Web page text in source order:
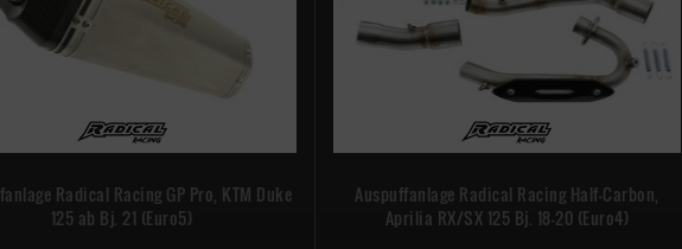
Radical Racing GP Pro, KTM Duke
125 ab Bj. 21 (Euro5)
Auspuffanlage Radical Racing Half-Carbon,
Aprilia RX/SX 125 Bj. 18-20 (Euro4)